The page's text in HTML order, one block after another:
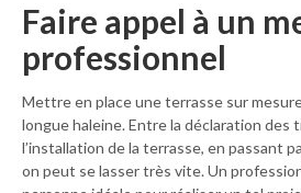
Faire appel à un
professionnel
Mettre en place une terrasse sur
longue haleine. Entre la déclaration des
l’installation de la terrasse, en passant
on peut se lasser très vite. Un